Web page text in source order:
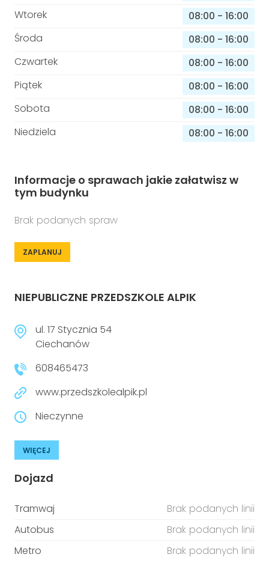
Wtorek
08:00 - 16:00
Środa
08:00 - 16:00
Czwartek
08:00 - 16:00
Piątek
08:00 - 16:00
Sobota
08:00 - 16:00
Niedziela
08:00 - 16:00
Informacje o sprawach jakie załatwisz w
tym budynku
Brak podanych spraw
ZAPLANUJ
NIEPUBLICZNE PRZEDSZKOLE ALPIK
ul. 17 Stycznia 54
Ciechanów
608465473
www.przedszkolealpik.pl
Nieczynne
WIĘCEJ
Dojazd
Tramwaj
Brak podanych linii
Autobus
Brak podanych linii
Metro
Brak podanych linii